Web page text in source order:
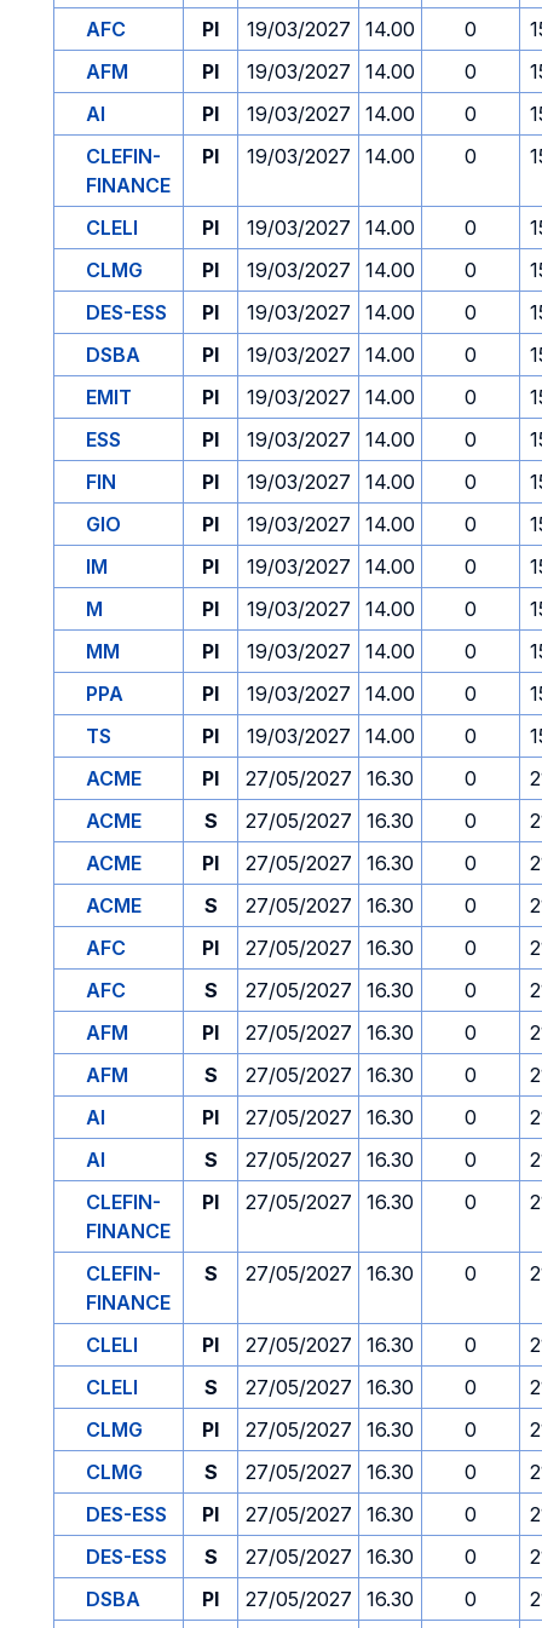
AFC
PI 19/03/2027 14.00 0
AFM
PI 19/03/2027 14.00 0
AI
PI 19/03/2027 14.00 0
CLEFIN-
FINANCE
PI 19/03/2027 14.00 0
CLELI PI 19/03/2027 14.00 0
CLMG
PI 19/03/2027 14.00 0
DES-ESS
PI 19/03/2027 14.00 0
DSBA
PI 19/03/2027 14.00 0
EMIT
PI 19/03/2027 14.00 0
ESS
PI 19/03/2027 14.00 0
FIN
PI 19/03/2027 14.00 0
GIO
PI 19/03/2027 14.00 0
IM
PI 19/03/2027 14.00 0
M
PI 19/03/2027 14.00 0
MM
PI 19/03/2027 14.00 0
PPA
PI 19/03/2027 14.00 0
TS
PI 19/03/2027 14.00 0
ACME
PI 27/05/2027 16.30 0
ACME
S 27/05/2027 16.30 0
ACME
PI 27/05/2027 16.30 0
ACME
S 27/05/2027 16.30 0
AFC
PI 27/05/2027 16.30 0
AFC
S 27/05/2027 16.30 0
AFM
PI 27/05/2027 16.30 0
AFM
S 27/05/2027 16.30 0
AI
PI 27/05/2027 16.30 0
AI
S 27/05/2027 16.30 0
CLEFIN-
FINANCE
PI 27/05/2027 16.30 0
CLEFIN-
FINANCE
S 27/05/2027 16.30 0
CLELI PI 27/05/2027 16.30 0
CLELI
S 27/05/2027 16.30 0
CLMG
PI 27/05/2027 16.30 0
CLMG
S 27/05/2027 16.30 0
DES-ESS
PI 27/05/2027 16.30 0
DES-ESS
S 27/05/2027 16.30 0
DSBA
PI 27/05/2027 16.30 0